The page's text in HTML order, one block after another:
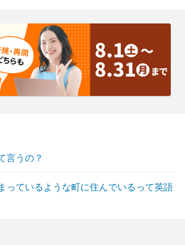
言うの？
っているような町に住んでいるって英語